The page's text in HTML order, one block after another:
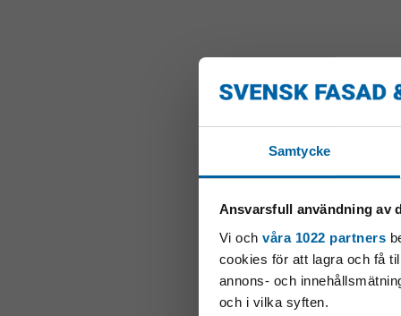
Samtycke
Ansvarsfull användning av
Vi och våra 1022 partners
cookies för att lagra och få
annons- och
och i vilka syften.